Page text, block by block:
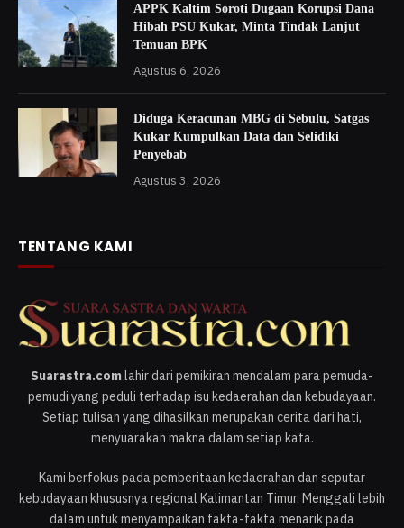
APPK Kaltim Soroti Dugaan Korupsi Dana
Hibah PSU Kukar, Minta Tindak Lanjut
Temuan BPK
Agustus 6, 2026
Diduga Keracunan MBG di Sebulu, Satgas
Kukar Kumpulkan Data dan Selidiki
Penyebab
Agustus 3, 2026
TENTANG KAMI
Suarastra.comlahir dari pemikiran mendalam para pemuda-
pemudi yang peduli terhadap isu kedaerahan dan kebudayaan.
Setiap tulisan yang dihasilkan merupakan cerita dari hati,
menyuarakan makna dalam setiap kata.
Kami berfokus pada pemberitaan kedaerahan dan seputar
kebudayaan khususnya regional Kalimantan Timur. Menggali lebih
dalam untuk menyampaikan fakta-fakta menarik pada